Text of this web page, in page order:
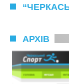
АРХІВ